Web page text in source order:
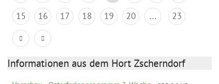
15
16 17 18 19 20 ... 23
Informationen aus dem Hort Zscherndorf